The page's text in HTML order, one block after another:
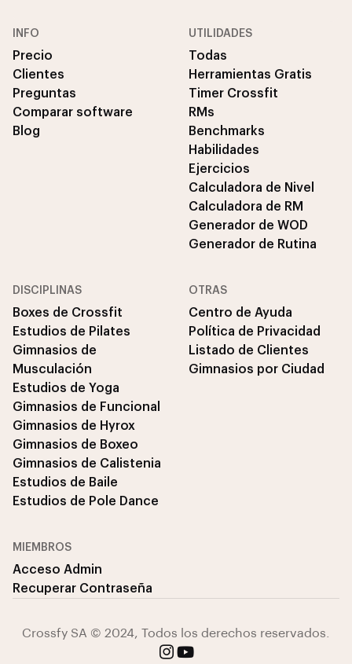
INFO
Precio
Clientes
Preguntas
Comparar software
Blog
UTILIDADES
Todas
Herramientas Gratis
Timer Crossfit
RMs
Benchmarks
Habilidades
Ejercicios
Calculadora de Nivel
Calculadora de RM
Generador de WOD
Generador de Rutina
DISCIPLINAS
Boxes de Crossfit
Estudios de Pilates
Gimnasios de
Musculación
Estudios de Yoga
Gimnasios de Funcional
Gimnasios de Hyrox
Gimnasios de Boxeo
Gimnasios de Calistenia
Estudios de Baile
Estudios de Pole Dance
OTRAS
Centro de Ayuda
Política de Privacidad
Listado de Clientes
Gimnasios por Ciudad
MIEMBROS
Acceso Admin
Recuperar Contraseña
Crossfy SA © 2024, Todos los derechos reservados.